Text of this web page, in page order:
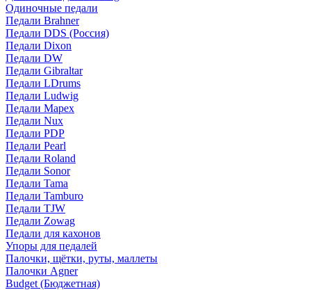
Одиночные педали
Педали Brahner
Педали DDS (Россия)
Педали Dixon
Педали DW
Педали Gibraltar
Педали LDrums
Педали Ludwig
Педали Mapex
Педали Nux
Педали PDP
Педали Pearl
Педали Roland
Педали Sonor
Педали Tama
Педали Tamburo
Педали TJW
Педали Zowag
Педали для кахонов
Упоры для педалей
Палочки, щётки, руты, маллеты
Палочки Agner
Budget (Бюджетная)